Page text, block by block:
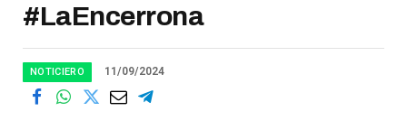
#LaEncerrona
NOTICIERO 11/09/2024